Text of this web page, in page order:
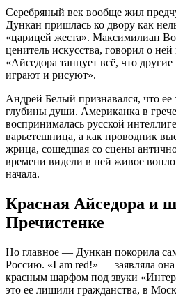
Серебряный век вообще жил
Дункан пришлась ко двору как
«царицей жеста». Максимилиан
ценитель искусства, говорил о
«Айседора танцует всё, что
играют и рисуют».
Андрей Белый признавался, что ее
глубины души. Американка в
воспринималась русской
варьетешница, а как проводник
жрица, сошедшая со сцены
времени видели в ней живое
начала.
Красная Айседора и
Пречистенке
Но главное — Дункан покорила
Россию. «I am red!» — заявляла
красным шарфом под звуки
это ее лишили гражданства, в